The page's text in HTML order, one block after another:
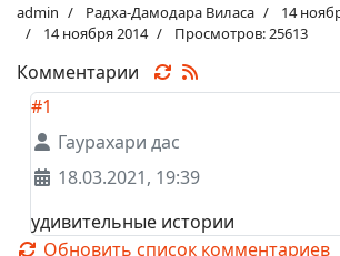
admin Радха-Дамодара Виласа
14
14 ноября 2014
Просмотров: 25613
Комментарии
#1
Гаурахари дас
18.03.2021, 19:39
удивительные истории
Обновить список комментариев